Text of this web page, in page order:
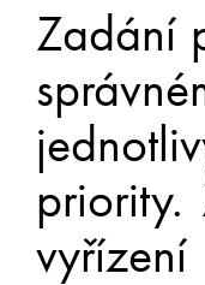
Zadání